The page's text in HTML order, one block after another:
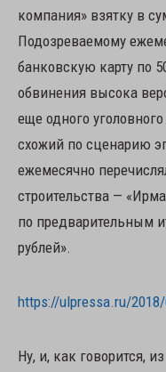
компания» взятку в
Подозреваемому
банковскую карту по
обвинения высока
еще одного
схожий по сценарию
ежемесячно
строительства —
по предварительным
рублей».
https://ulpressa.ru/
Ну, и, как говорится,